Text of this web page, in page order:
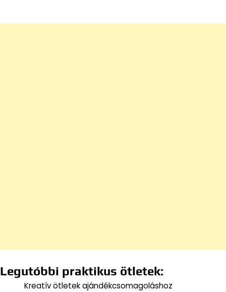
Legutóbbi praktikus ötletek:
Kreatív ötletek ajándékcsomagoláshoz